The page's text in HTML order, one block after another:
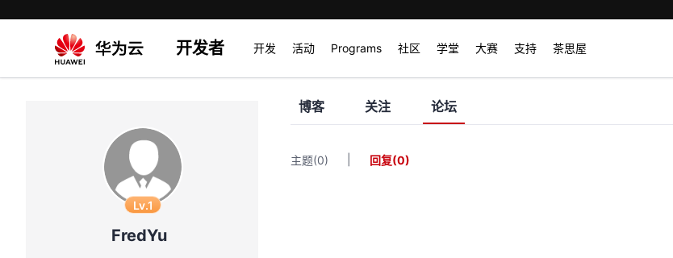
开发者 开发 活动 Programs 社区 学堂 大赛 支持 茶思屋
Lv.1
FredYu
博客 关注 论坛
主题(0) 回复(0)